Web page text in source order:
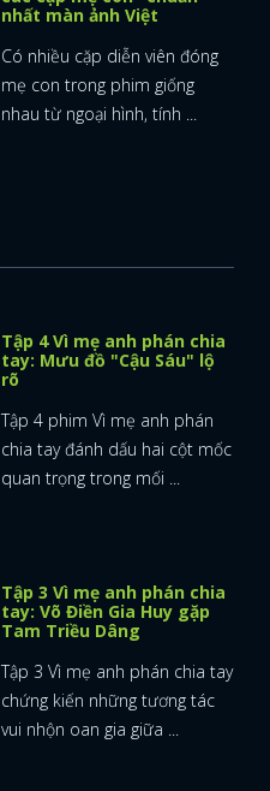
GOOGLE
nhất màn ảnh Việt
Có nhiều cặp diễn viên đóng
mẹ con trong phim giống
nhau từ ngoại hình, tính ...
Tập 4 Vì mẹ anh phán chia
tay: Mưu đồ "Cậu Sáu" lộ
rõ
Tập 4 phim Vì mẹ anh phán
chia tay đánh dấu hai cột mốc
quan trọng trong mối ...
Tập 3 Vì mẹ anh phán chia
tay: Võ Điền Gia Huy gặp
Tam Triều Dâng
Tập 3 Vì mẹ anh phán chia tay
chứng kiến những tương tác
vui nhộn oan gia giữa ...